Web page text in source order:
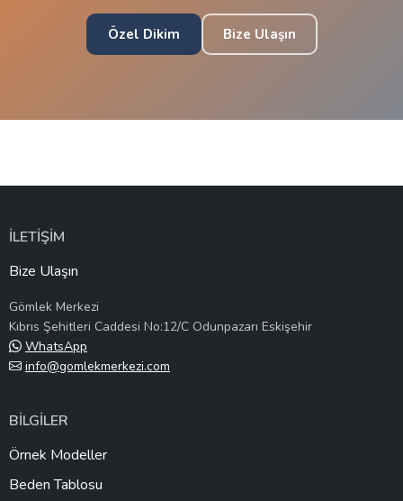
Özel Dikim Bize Ulaşın
İLETİŞİM
Bize Ulaşın
Gömlek Merkezi
Kıbrıs Şehitleri Caddesi No:12/C Odunpazarı Eskişehir
WhatsApp
info@gomlekmerkezi.com
BİLGİLER
Örnek Modeller
Beden Tablosu